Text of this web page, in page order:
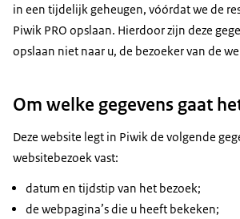
in een tijdelijk geheugen, vóórdat we de
Piwik PRO opslaan. Hierdoor zijn deze
opslaan niet naar u, de bezoeker van de
Om welke gegevens gaat
Deze website legt in Piwik de volgende
websitebezoek vast:
datum en tijdstip van het bezoek;
de webpagina’s die u heeft bekeken;